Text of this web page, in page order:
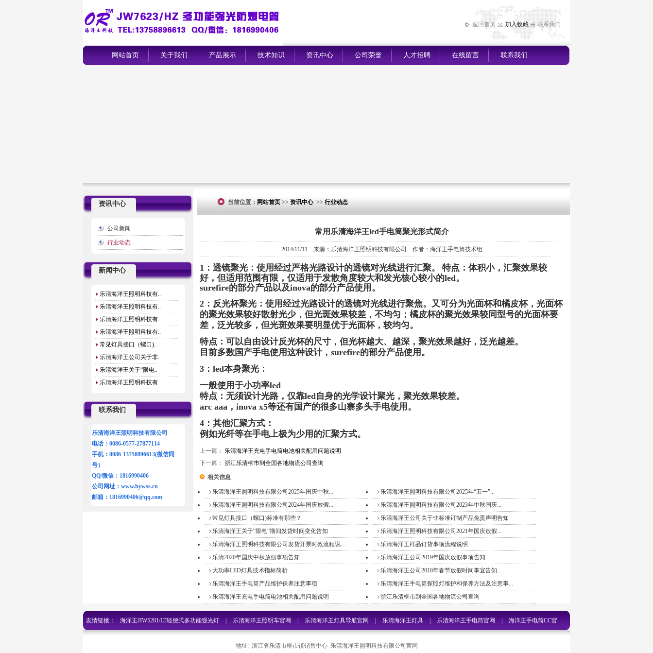
返回首页 加入收藏 联系我们
网站首页 关于我们 产品展示 技术知识 资讯中心 公司荣誉 人才招聘 在线留言 联系我们
资讯中心
公司新闻
行业动态
新闻中心
乐清海洋王照明科技有..
乐清海洋王照明科技有..
乐清海洋王照明科技有..
乐清海洋王照明科技有..
常见灯具接口（螺口)..
乐清海洋王公司关于非..
乐清海洋王关于“限电..
乐清海洋王照明科技有..
联系我们
乐清海洋王照明科技有限公司
电话：0086-0577-27877114
手机：0086-13758896613(微信同
号）
QQ/微信：1816990406
公司网址： www.hywss.cn
邮箱： 1816990406@qq.com
当前位置： 网站首页 >> 资讯中心>> 行业动态
常用乐清海洋王led手电筒聚光形式简介
2014/11/11 来源：乐清海洋王照明科技有限公司 作者：海洋王手电筒技术组
1：透镜聚光：使用经过严格光路设计的透镜对光线进行汇聚。
特点：体积小，汇聚效果较
好，但适用范围有限，仅适用于发散角度较大和发光核心较小的led。
surefire的部分产品以及inova的部分产品使用。
2：反光杯聚光：使用经过光路设计的透镜对光线进行聚焦。 又可分为光面杯和橘皮杯，光面杯
的聚光效果较好散射光少，但光斑效果较差，不均匀；橘皮杯的聚光效果较同型号的光面杯要
差，泛光较多，但光斑效果要明显优于光面杯，较均匀。
特点：可以自由设计反光杯的尺寸，但光杯越大、越深，聚光效果越好，泛光越差。
目前多数国产手电使用这种设计，surefire的部分产品使用。
3：led本身聚光：
一般使用于小功率led
特点：无须设计光路，仅靠led自身的光学设计聚光，聚光效果较差。
arc aaa，inova x5等还有国产的很多山寨多头手电使用。
4：其他汇聚方式：
例如光纤等在手电上极为少用的汇聚方式。
上一篇： 乐清海洋王充电手电筒电池相关配用问题说明
下一篇： 浙江乐清柳市到全国各地物流公司查询
相关信息
乐清海洋王照明科技有限公司2025年国庆中秋...
乐清海洋王照明科技有限公司2025年“五一”...
乐清海洋王照明科技有限公司2024年国庆放假...
乐清海洋王照明科技有限公司2023年中秋国庆...
常见灯具接口（螺口)标准有那些？
乐清海洋王公司关于非标准订制产品免责声明告知
乐清海洋王关于“限电”期间发货时间变化告知
乐清海洋王照明科技有限公司2021年国庆放假...
乐清海洋王照明科技有限公司发货开票时效流程说...
乐清海洋王样品订货事项流程说明
乐清2020年国庆中秋放假事项告知
乐清海洋王公司2019年国庆放假事项告知
大功率LED灯具技术指标简析
乐清海洋王公司2018年春节放假时间事宜告知...
乐清海洋王手电筒产品维护保养注意事项
乐清海洋王手电筒探照灯维护和保养方法及注意事...
乐清海洋王充电手电筒电池相关配用问题说明
浙江乐清柳市到全国各地物流公司查询
友情链接： 海洋王JIW5281/LT轻便式多功能强光灯 乐清海洋王照明车官网 乐清海洋王灯具导航官网 乐清海洋王灯具 乐清海洋王手电筒官网 海洋王手电筒CC官
地址: 浙江省乐清市柳市镇销售中心 乐清海洋王照明科技有限公司官网